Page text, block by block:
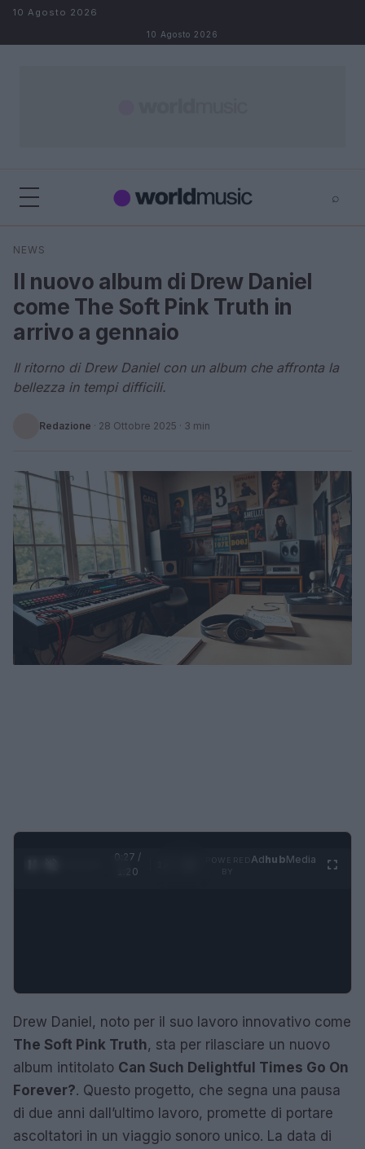
Salta al contenuto
10 Agosto 2026
10 Agosto 2026
⌕
Cerca
NEWS
Il nuovo album di Drew Daniel
come The Soft Pink Truth in
arrivo a gennaio
Il ritorno di Drew Daniel con un album che affronta la
bellezza in tempi difficili.
Redazione · 28 Ottobre 2025 · 3 min
0:28 /
1:20
AdhubMedia
Drew Daniel, noto per il suo lavoro innovativo come
The Soft Pink Truth, sta per rilasciare un nuovo
album intitolato Can Such Delightful Times Go On
Forever?. Questo progetto, che segna una pausa
di due anni dall’ultimo lavoro, promette di portare
ascoltatori in un viaggio sonoro unico. La data di